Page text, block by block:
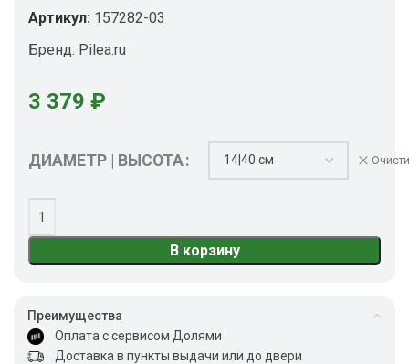
Артикул: 157282-03
Бренд: Pilea.ru
3 379 ₽
ДИАМЕТР | ВЫСОТА
В корзину
Преимущества
Оплата с сервисом Долями
Доставка в пункты выдачи или до двери